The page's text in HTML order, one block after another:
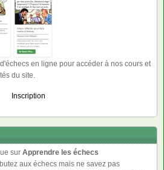
en ligne pour accéder à nos cours et
du site.
Inscription
sur Apprendre les échecs
aux échecs mais ne savez pas